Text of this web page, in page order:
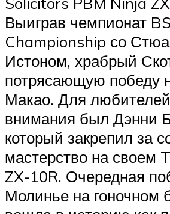
Выиграв чемпионат
Championship со
Истоном, храбрый
потрясающую победу
Макао. Для
внимания был Дэнни
который закрепил за
мастерство на своем
ZX-10R. Очередная
Молинье на гоночном